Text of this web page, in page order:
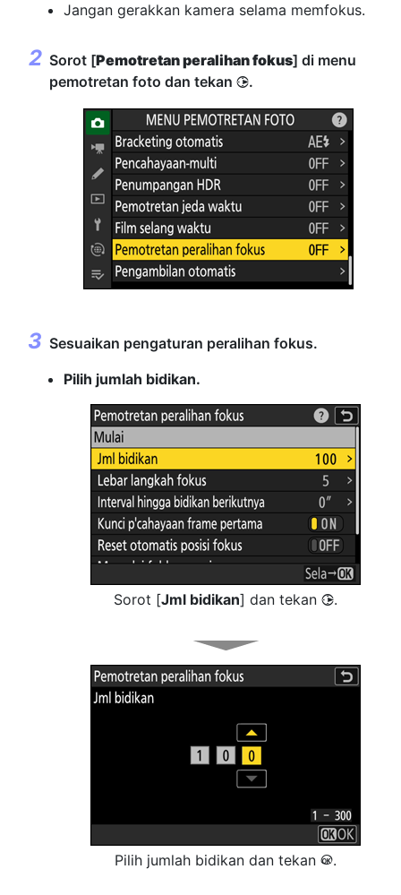
Jangan gerakkan kamera selama memfokus.
Sorot [Pemotretan peralihan fokus] di menu
pemotretan foto dan tekan 2.
Sesuaikan pengaturan peralihan fokus.
Pilih jumlah bidikan.
Sorot [Jml bidikan] dan tekan 2.
Pilih jumlah bidikan dan tekan J.